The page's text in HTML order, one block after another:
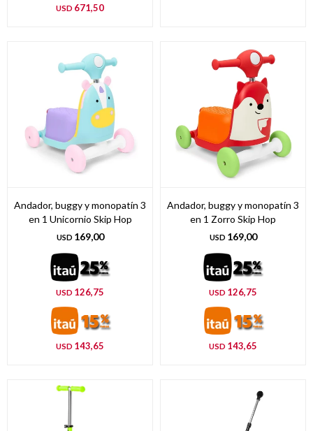
USD 671,50
Andador, buggy y monopatín 3
en 1 Unicornio Skip Hop
USD 169,00
USD 126,75
USD 143,65
Andador, buggy y monopatín 3
en 1 Zorro Skip Hop
USD 169,00
USD 126,75
USD 143,65